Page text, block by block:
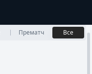
Прематч Все